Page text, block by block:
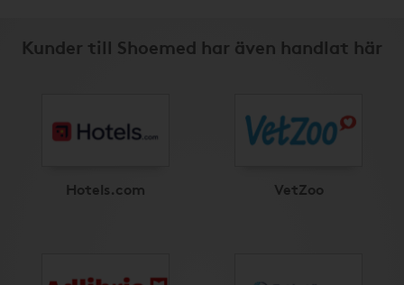
Kunder till Shoemed har även handlat här
Hotels.com VetZoo